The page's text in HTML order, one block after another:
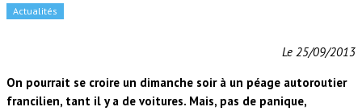
Actualités
Le 25/09/2013
On pourrait se croire un dimanche soir à un péage autoroutier
francilien, tant il y a de voitures. Mais, pas de panique,